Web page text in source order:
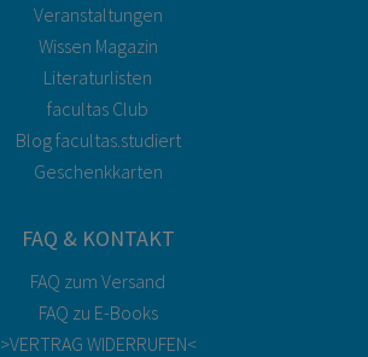
Veranstaltungen
Wissen Magazin
Literaturlisten
facultas Club
Blog facultas.studiert
Geschenkkarten
FAQ & KONTAKT
FAQ zum Versand
FAQ zu E-Books
>VERTRAG WIDERRUFEN<